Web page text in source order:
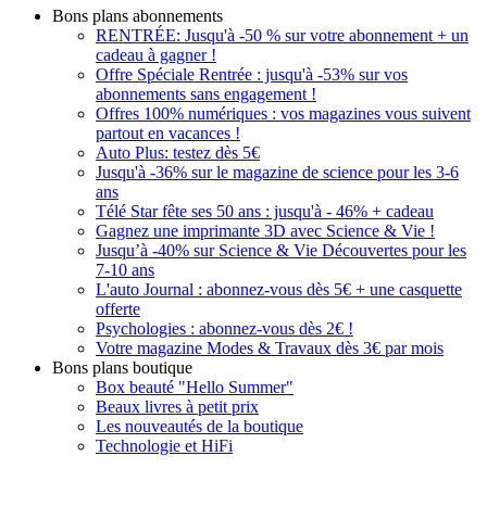
Bons plans abonnements
RENTRÉE: Jusqu'à -50 % sur votre abonnement + un
cadeau à gagner !
Offre Spéciale Rentrée : jusqu'à -53% sur vos
abonnements sans engagement !
Offres 100% numériques : vos magazines vous suivent
partout en vacances !
Auto Plus: testez dès 5€
Jusqu'à -36% sur le magazine de science pour les 3-6
ans
Télé Star fête ses 50 ans : jusqu'à - 46% + cadeau
Gagnez une imprimante 3D avec Science & Vie !
Jusqu’à -40% sur Science & Vie Découvertes pour les
7-10 ans
L'auto Journal : abonnez-vous dès 5€ + une casquette
offerte
Psychologies : abonnez-vous dès 2€ !
Votre magazine Modes & Travaux dès 3€ par mois
Bons plans boutique
Box beauté "Hello Summer"
Beaux livres à petit prix
Les nouveautés de la boutique
Technologie et HiFi